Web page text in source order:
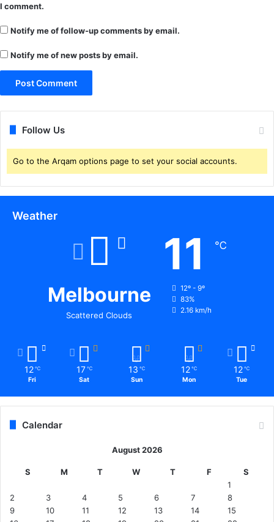
I comment.
Notify me of follow-up comments by email.
Notify me of new posts by email.
Follow Us
Go to the Arqam options page to set your social accounts.
Weather
Melbourne
Scattered Clouds
11 ℃
12º - 9º
83%
2.16 km/h
12 ℃
Fri
17 ℃
Sat
13 ℃
Sun
12 ℃
Mon
12 ℃
Tue
Calendar
August 2026
S M T W T F
S
1
2
3 4 5 6 7
8
9
10 11 12 13 14
15